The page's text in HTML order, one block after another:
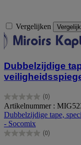
Vergelijken
Dubbelzijdige
(0)
0.0
van
de
5
sterren.
Artikelnummer :
Dubbelzijdige tape,
- Socomix
(0)
0.0